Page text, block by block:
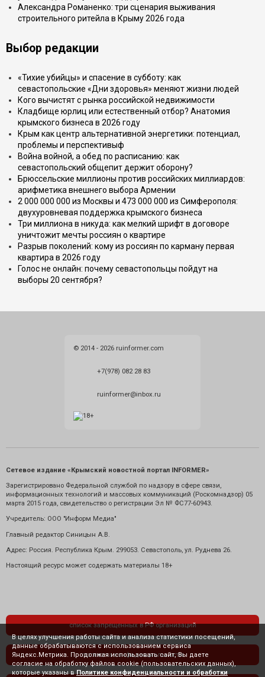
Александра Романенко: три сценария выживания
строительного ритейла в Крыму 2026 года
Выбор редакции
«Тихие убийцы» и спасение в субботу: как
севастопольские «Дни здоровья» меняют жизни людей
Кого вычистят с рынка российской недвижимости
Кладбище юрлиц или естественный отбор? Анатомия
крымского бизнеса в 2026 году
Крым как центр альтернативной энергетики: потенциал,
проблемы и перспективыф
Война войной, а обед по расписанию: как
севастопольский общепит держит оборону?
Брюссельские миллионы против российских миллиардов:
арифметика внешнего выбора Армении
2 000 000 000 из Москвы и 473 000 000 из Симферополя:
двухуровневая поддержка крымского бизнеса
Три миллиона в никуда: как мелкий шрифт в договоре
уничтожит мечты россиян о квартире
Разрыв поколений: кому из россиян по карману первая
квартира в 2026 году
Голос не онлайн: почему севастопольцы пойдут на
выборы 20 сентября?
© 2014 - 2026 ruinformer.com
+7(978) 082 28 83
ruinformer@inbox.ru
Сетевое издание «Крымский новостной портал INFORMER»
Зарегистрировано Федеральной службой по надзору в сфере связи,
информационных технологий и массовых коммуникаций (Роскомнадзор) 05
марта 2015 года, свидетельство о регистрации Эл № ФС77-60943.
Учредитель: ООО "Информ Медиа"
Главный редактор Синицын А.В.
Адрес: Россия. Республика Крым. 299053. Севастополь, ул. Руднева 26.
Настоящий ресурс может содержать материалы 18+
список запрещенных в РФ организаций
политика конфиденциальности
В целях улучшения работы сайта и анализа статистики посещений,
данные обрабатываются с использованием сервиса
Яндекс.Метрика. Продолжая использовать сайт, Вы даете
согласие на обработку файлов cookie (пользовательских данных),
которые указаны в Политике конфиденциальности и обработки